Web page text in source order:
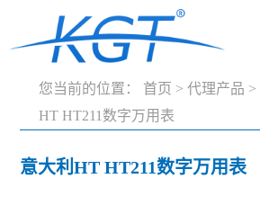
您当前的位置： 首页 > 代理产品 >
HT HT211数字万用表
意大利HT HT211数字万用表